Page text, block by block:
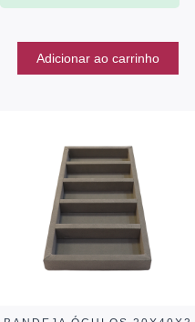
Adicionar ao carrinho